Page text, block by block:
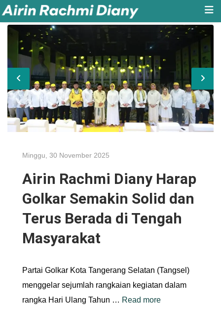
Minggu, 30 November 2025
Airin Rachmi Diany Harap
Golkar Semakin Solid dan
Terus Berada di Tengah
Masyarakat
Partai Golkar Kota Tangerang Selatan (Tangsel)
menggelar sejumlah rangkaian kegiatan dalam
rangka Hari Ulang Tahun … Read more